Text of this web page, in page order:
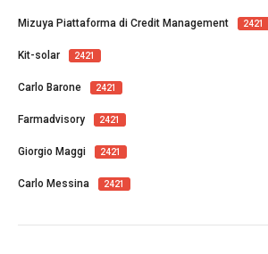
Mizuya Piattaforma di Credit Management 2421
Kit-solar 2421
Carlo Barone 2421
Farmadvisory 2421
Giorgio Maggi 2421
Carlo Messina 2421